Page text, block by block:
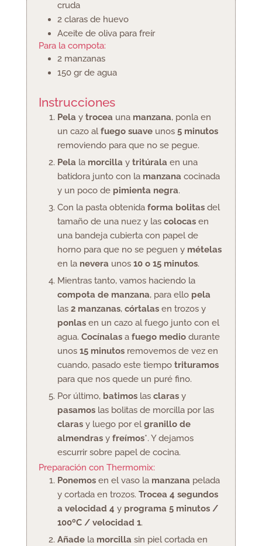
cruda
2 claras de huevo
Aceite de oliva para freír
Para la compota:
2 manzanas
150 gr de agua
Instrucciones
Pela y trocea una manzana, ponla en
un cazo alfuego suaveunos5 minutos
removiendo para que no se pegue.
Pela la morcilla y tritúrala en una
batidora junto con la manzana cocinada
y un poco de pimienta negra.
Con la pasta obtenida forma bolitasdel
tamaño de una nuez y las colocas en
una bandeja cubierta con papel de
horno para que no se peguen y mételas
en la nevera unos 10 o 15 minutos.
Mientras tanto, vamos haciendo la
compota de manzana, para ello pela
las 2 manzanas, córtalas en trozos y
ponlas en un cazo al fuego junto con el
agua. Cocínalas a fuego mediodurante
unos 15 minutos removemos de vez en
cuando, pasado este tiempo trituramos
para que nos quede un puré fino.
Por último, batimos las claras y
pasamos las bolitas de morcilla por las
claras y luego por elgranillo de
almendrasy freímos*. Y dejamos
escurrir sobre papel de cocina.
Preparación con Thermomix:
Ponemos en el vaso la manzana pelada
y cortada en trozos. Trocea 4 segundos
a velocidad 4 y programa 5 minutos /
100ºC / velocidad 1.
Añade la morcilla sin piel cortada en